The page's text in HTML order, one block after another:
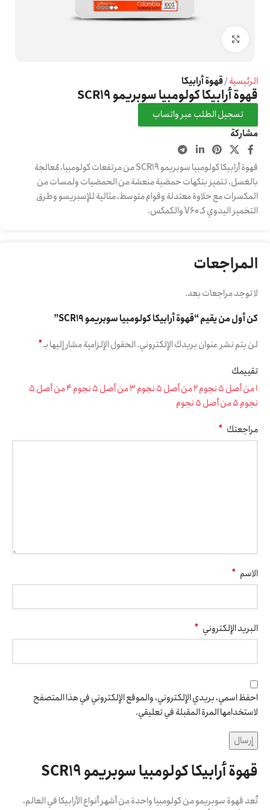
الرئيسية قهوة أرابيكا
قهوة أرابيكا كولومبيا سوبريمو SCR19
تسجيل الطلب عبر واتساب
مشاركة
قهوة أرابيكا كولومبيا سوبريمو SCR19 من مرتفعات كولومبيا، مُعالجة
بالغسل، تتميز بنكهات حمضية منعشة من الحمضيات ولمسات من
المكسرات مع حلاوة معتدلة وقوام متوسط، مثالية للإسبريسو وطرق
التخمير اليدوي كـ V60 والكمكس.
المراجعات
لا توجد مراجعات بعد.
كن أول من يقيم “قهوة أرابيكا كولومبيا سوبريمو SCR19”
لن يتم نشر عنوان بريدك الإلكتروني.الحقول الإلزامية مشار إليها بـ*
تقييمك
1 من أصل 5 نجوم
2 من أصل 5 نجوم 3 من أصل 5 نجوم
4 من أصل 5
نجوم5 من أصل 5 نجوم
مراجعتك *
الاسم *
البريد الإلكتروني *
احفظ اسمي، بريدي الإلكتروني، والموقع الإلكتروني في هذا المتصفح
لاستخدامها المرة المقبلة في تعليقي.
قهوة أرابيكا كولومبيا سوبريمو SCR19
تُعد قهوة سوبريمو من كولومبيا واحدة من أشهر أنواع الأرابيكا في العالم،